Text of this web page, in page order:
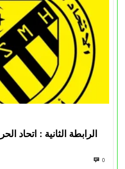
الرابطة الثانية : اتحاد
0